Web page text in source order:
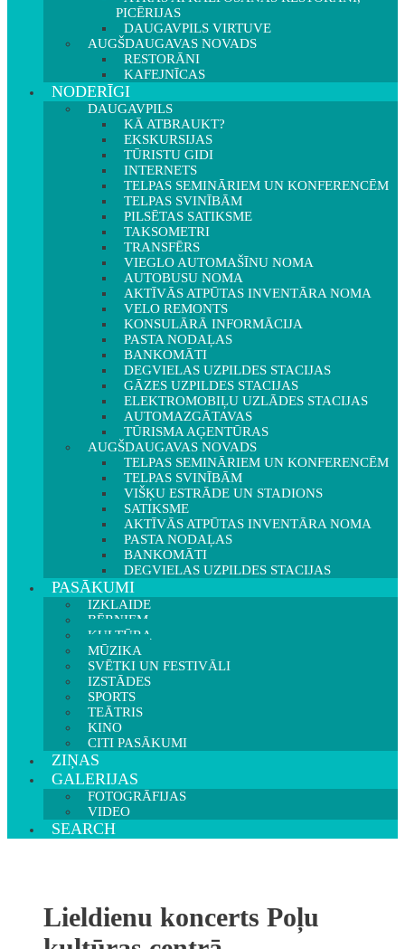
PICĒRIJAS
DAUGAVPILS VIRTUVE
AUGŠDAUGAVAS NOVADS
RESTORĀNI
KAFEJNĪCAS
NODERĪGI
DAUGAVPILS
KĀ ATBRAUKT?
EKSKURSIJAS
TŪRISTU GIDI
INTERNETS
TELPAS SEMINĀRIEM UN KONFERENCĒM
TELPAS SVINĪBĀM
PILSĒTAS SATIKSME
TAKSOMETRI
TRANSFĒRS
VIEGLO AUTOMAŠĪNU NOMA
AUTOBUSU NOMA
AKTĪVĀS ATPŪTAS INVENTĀRA NOMA
VELO REMONTS
KONSULĀRĀ INFORMĀCIJA
PASTA NODAĻAS
BANKOMĀTI
DEGVIELAS UZPILDES STACIJAS
GĀZES UZPILDES STACIJAS
ELEKTROMOBIĻU UZLĀDES STACIJAS
AUTOMAZGĀTAVAS
TŪRISMA AĢENTŪRAS
AUGŠDAUGAVAS NOVADS
TELPAS SEMINĀRIEM UN KONFERENCĒM
TELPAS SVINĪBĀM
VIŠĶU ESTRĀDE UN STADIONS
SATIKSME
AKTĪVĀS ATPŪTAS INVENTĀRA NOMA
PASTA NODAĻAS
BANKOMĀTI
DEGVIELAS UZPILDES STACIJAS
PASĀKUMI
IZKLAIDE
BĒRNIEM
KULTŪRA
MŪZIKA
SVĒTKI UN FESTIVĀLI
IZSTĀDES
SPORTS
TEĀTRIS
KINO
CITI PASĀKUMI
ZIŅAS
GALERIJAS
FOTOGRĀFIJAS
VIDEO
SEARCH
Lieldienu koncerts Poļu